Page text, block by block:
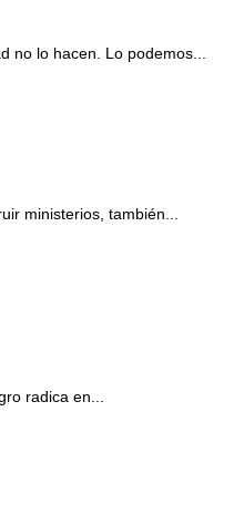
no lo hacen. Lo podemos...
ministerios, también...
radica en...